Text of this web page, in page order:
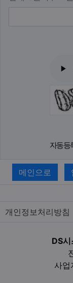
자동등
메인으로
개인정보처리방침
DS시
사